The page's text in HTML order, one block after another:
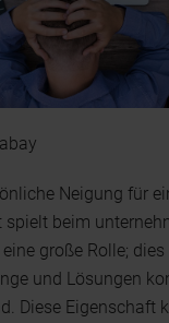
Neigung für
spielt beim
große Rolle;
und Lösungen
Diese Eigenschaft